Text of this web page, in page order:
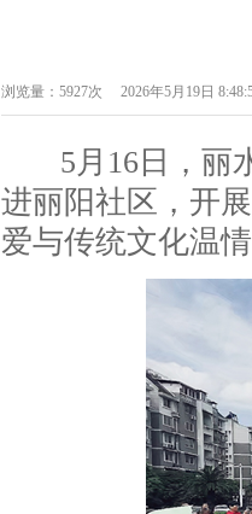
浏览量：5927次 2026年5月19日
5月16日，丽水
进丽阳社区，开
爱与传统文化温